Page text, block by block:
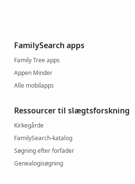
FamilySearch apps
Family Tree apps
Appen Minder
Alle mobilapps
Ressourcer til slægtsforskning
Kirkegårde
FamilySearch-katalog
Søgning efter forfader
Genealogisøgning